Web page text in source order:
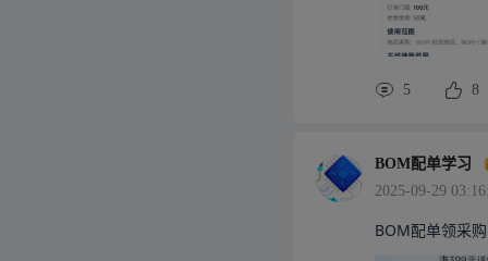
5 8
BOM配单学习
2025-09-29
BOM配单领采